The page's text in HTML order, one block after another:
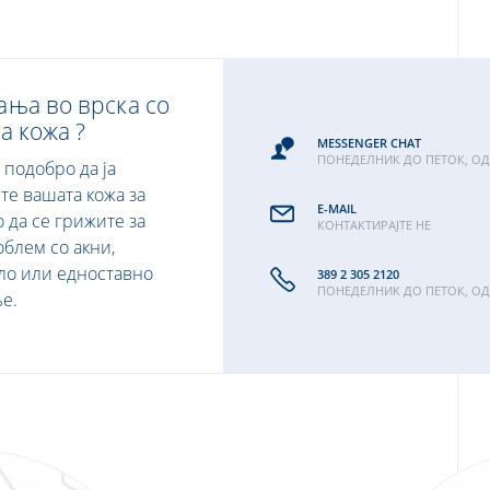
во врска со
кожа ?
да ја
вашата кожа за
да се грижите за
со акни,
или едноставно
MESSENGER CHAT
ПОНЕДЕЛНИК ДО ПЕТОК, ОД
Е-МAIL
КОНТАКТИРАЈТЕ НЕ
389 2 305 2120
ПОНЕДЕЛНИК ДО ПЕТОК, ОД